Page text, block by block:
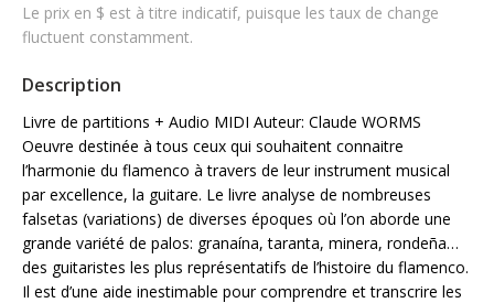
Le prix en $ est à titre indicatif, puisque les taux de change
fluctuent constamment.
Description
Livre de partitions + Audio MIDI Auteur: Claude WORMS
Oeuvre destinée à tous ceux qui souhaitent connaitre
l’harmonie du flamenco à travers de leur instrument musical
par excellence, la guitare. Le livre analyse de nombreuses
falsetas (variations) de diverses époques où l’on aborde une
grande variété de palos: granaína, taranta, minera, rondeña…
des guitaristes les plus représentatifs de l’histoire du flamenco.
Il est d’une aide inestimable pour comprendre et transcrire les